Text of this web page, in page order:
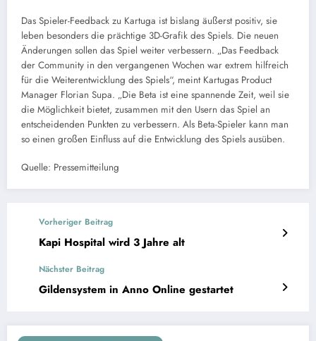
Das Spieler-Feedback zu Kartuga ist bislang äußerst positiv, sie
leben besonders die prächtige 3D-Grafik des Spiels. Die neuen
Änderungen sollen das Spiel weiter verbessern. „Das Feedback
der Community in den vergangenen Wochen war extrem hilfreich
für die Weiterentwicklung des Spiels“, meint Kartugas Product
Manager Florian Supa. „Die Beta ist eine spannende Zeit, weil sie
die Möglichkeit bietet, zusammen mit den Usern das Spiel an
entscheidenden Punkten zu verbessern. Als Beta-Spieler kann man
so einen großen Einfluss auf die Entwicklung des Spiels ausüben.
Quelle: Pressemitteilung
Vorheriger Beitrag
Kapi Hospital wird 3 Jahre alt
Nächster Beitrag
Gildensystem in Anno Online gestartet